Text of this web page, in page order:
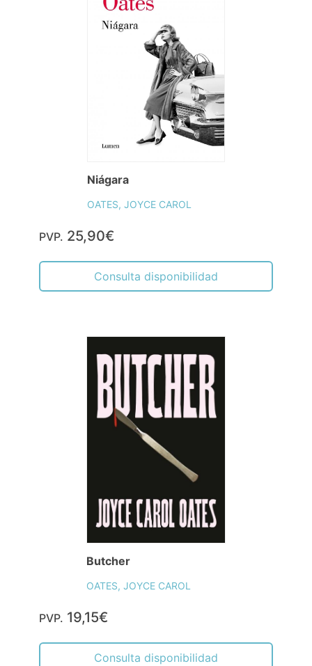
Niágara
OATES, JOYCE CAROL
PVP. 25,90€
Consulta disponibilidad
Butcher
OATES, JOYCE CAROL
PVP. 19,15€
Consulta disponibilidad